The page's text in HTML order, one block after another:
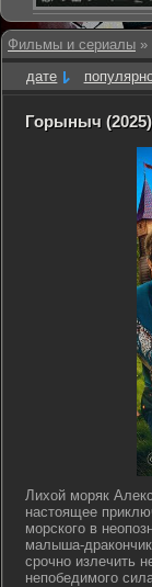
Фильмы и сериалы »
дате
Горыныч
Лихой моряк
настоящее
морского в
малыша-
срочно излечить
непобедимого